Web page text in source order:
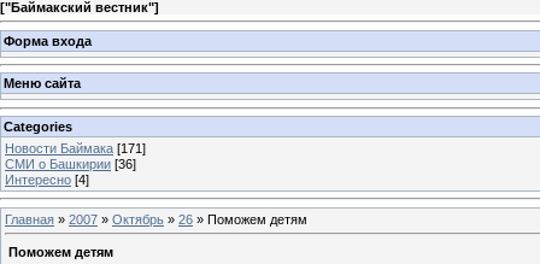
["Баймакский вестник"]
Форма входа
Меню сайта
Categories
Новости Баймака [171]
СМИ о Башкирии [36]
Интересно [4]
Главная » 2007 » Октябрь » 26 » Поможем детям
Поможем детям